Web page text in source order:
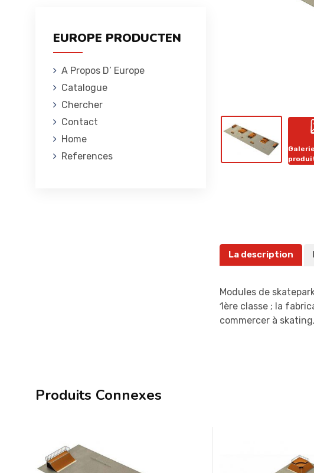
EUROPE PRODUCTEN
A Propos D’ Europe
Catalogue
Chercher
Contact
Home
References
La description
Modules de
1ère classe ; la
commercer à
Produits Connexes